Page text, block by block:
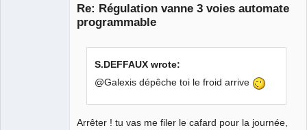
Re: Régulation vanne 3 voies automate
programmable
S.DEFFAUX wrote:
@Galexis dépêche toi le froid arrive
Arrêter ! tu vas me filer le cafard pour la journée,